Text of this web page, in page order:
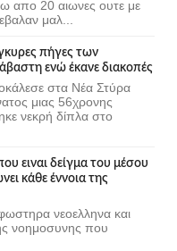
απο 20 αιωνες ουτε με
μαλ...
πήγες των
ενώ έκανε διακοπές
στα Νέα Στύρα
μιας 56χρονης
νεκρή δίπλα στο
ειναι δείγμα του μέσου
κάθε έννοια της
νεοελληνα και
νοημοσυνης που